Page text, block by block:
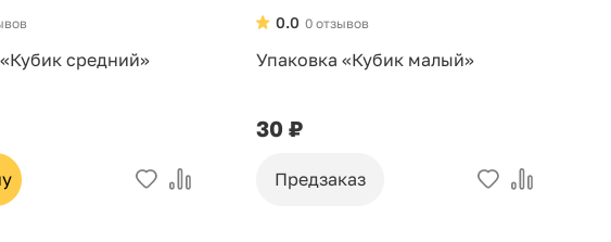
средний»
0 отзывов
0.0
Упаковка «Кубик малый»
30 ₽
Предзаказ